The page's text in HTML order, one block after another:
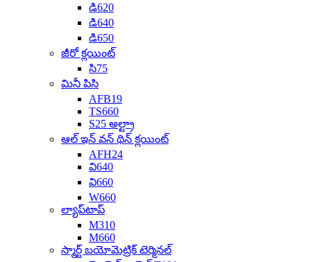
డి620
డి640
డి650
జీరో క్లయింట్
సి75
మినీ పిసి
AFB19
TS660
S25 అల్ట్రా
ఆల్ ఇన్ వన్ థిన్ క్లయింట్
AFH24
వి640
వి660
W660
ల్యాప్‌టాప్
M310
M660
స్మార్ట్ బయోమెట్రిక్ టెర్మినల్